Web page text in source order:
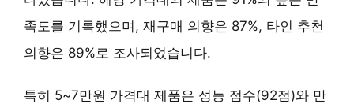
족도를 기록했으며, 재구매 의향은 87%, 타인 추천
의향은 89%로 조사되었습니다.
특히 5~7만원 가격대 제품은 성능 점수(92점)와 만